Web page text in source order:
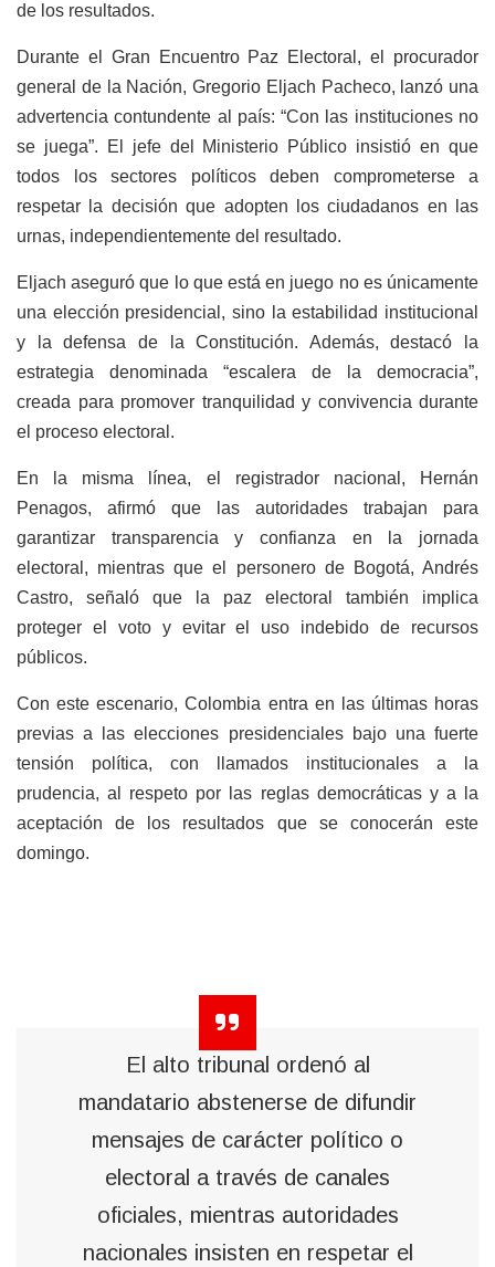
de los resultados.
Durante el Gran Encuentro Paz Electoral, el procurador
general de la Nación, Gregorio Eljach Pacheco, lanzó una
advertencia contundente al país: “Con las instituciones no
se juega”. El jefe del Ministerio Público insistió en que
todos los sectores políticos deben comprometerse a
respetar la decisión que adopten los ciudadanos en las
urnas, independientemente del resultado.
Eljach aseguró que lo que está en juego no es únicamente
una elección presidencial, sino la estabilidad institucional
y la defensa de la Constitución. Además, destacó la
estrategia denominada “escalera de la democracia”,
creada para promover tranquilidad y convivencia durante
el proceso electoral.
En la misma línea, el registrador nacional, Hernán
Penagos, afirmó que las autoridades trabajan para
garantizar transparencia y confianza en la jornada
electoral, mientras que el personero de Bogotá, Andrés
Castro, señaló que la paz electoral también implica
proteger el voto y evitar el uso indebido de recursos
públicos.
Con este escenario, Colombia entra en las últimas horas
previas a las elecciones presidenciales bajo una fuerte
tensión política, con llamados institucionales a la
prudencia, al respeto por las reglas democráticas y a la
aceptación de los resultados que se conocerán este
domingo.
El alto tribunal ordenó al
mandatario abstenerse de difundir
mensajes de carácter político o
electoral a través de canales
oficiales, mientras autoridades
nacionales insisten en respetar el